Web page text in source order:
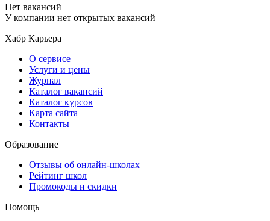
Нет вакансий
У компании нет открытых вакансий
Хабр Карьера
О сервисе
Услуги и цены
Журнал
Каталог вакансий
Каталог курсов
Карта сайта
Контакты
Образование
Отзывы об онлайн-школах
Рейтинг школ
Промокоды и скидки
Помощь